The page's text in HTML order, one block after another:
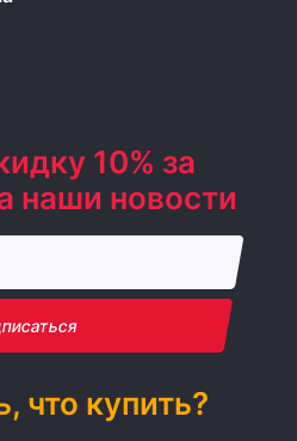
10% за
наши новости
что купить?